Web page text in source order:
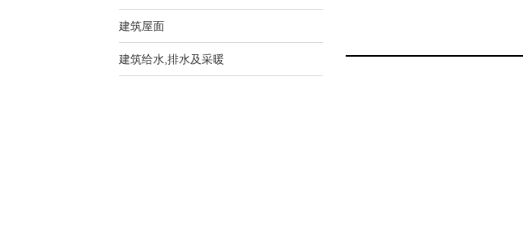
建筑屋面
建筑给水,排水及采暖